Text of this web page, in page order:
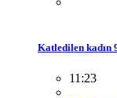
Katledilen kadın
11:23